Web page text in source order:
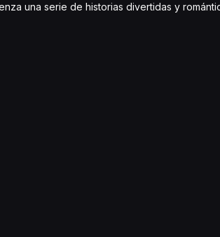
una serie de historias divertidas y